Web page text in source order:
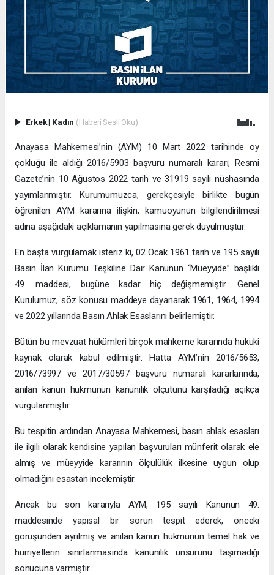
Erkek| Kadın (Haberi Sesli Oku)
Anayasa Mahkemesi’nin (AYM) 10 Mart 2022 tarihinde oy
çokluğu ile aldığı 2016/5903 başvuru numaralı kararı, Resmi
Gazete’nin 10 Ağustos 2022 tarih ve 31919 sayılı nüshasında
yayımlanmıştır. Kurumumuzca, gerekçesiyle birlikte bugün
öğrenilen AYM kararına ilişkin; kamuoyunun bilgilendirilmesi
adına aşağıdaki açıklamanın yapılmasına gerek duyulmuştur.
En başta vurgulamak isteriz ki, 02 Ocak 1961 tarih ve 195 sayılı
Basın İlan Kurumu Teşkiline Dair Kanunun “Müeyyide” başlıklı
49. maddesi, bugüne kadar hiç değişmemiştir. Genel
Kurulumuz, söz konusu maddeye dayanarak 1961, 1964, 1994
ve 2022 yıllarında Basın Ahlak Esaslarını belirlemiştir.
Bütün bu mevzuat hükümleri birçok mahkeme kararında hukuki
kaynak olarak kabul edilmiştir. Hatta AYM’nin 2016/5653,
2016/73997 ve 2017/30597 başvuru numaralı kararlarında,
anılan kanun hükmünün kanunilik ölçütünü karşıladığı açıkça
vurgulanmıştır.
Bu tespitin ardından Anayasa Mahkemesi, basın ahlak esasları
ile ilgili olarak kendisine yapılan başvuruları münferit olarak ele
almış ve müeyyide kararının ölçülülük ilkesine uygun olup
olmadığını esastan incelemiştir.
Ancak bu son kararıyla AYM, 195 sayılı Kanunun 49.
maddesinde yapısal bir sorun tespit ederek, önceki
görüşünden ayrılmış ve anılan kanun hükmünün temel hak ve
hürriyetlerin sınırlanmasında kanunilik unsurunu taşımadığı
sonucuna varmıştır.